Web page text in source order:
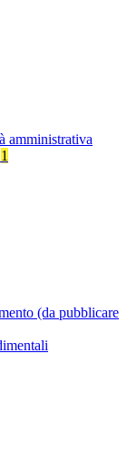
amministrativa
1
(da pubblicare